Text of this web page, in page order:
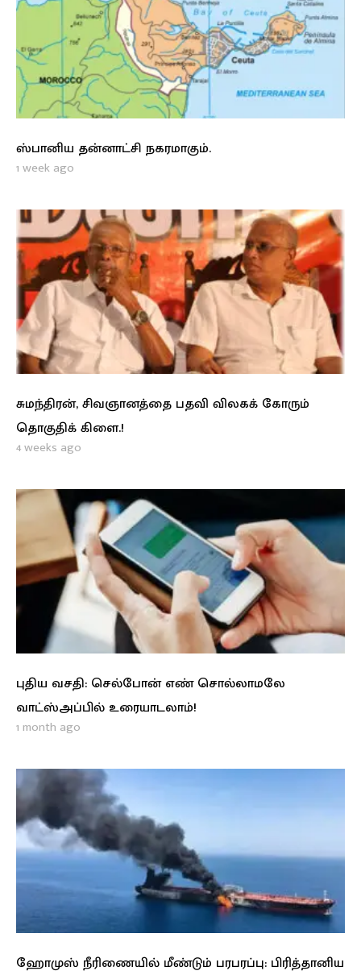
ஸ்பானிய தன்னாட்சி நகரமாகும்.
1 week ago
சுமந்திரன், சிவஞானத்தை பதவி விலகக் கோரும்
தொகுதிக் கிளை.!
4 weeks ago
புதிய வசதி: செல்போன் எண் சொல்லாமலே
வாட்ஸ்அப்பில் உரையாடலாம்!
1 month ago
ஹோமுஸ் நீரிணையில் மீண்டும் பரபரப்பு: பிரித்தானிய